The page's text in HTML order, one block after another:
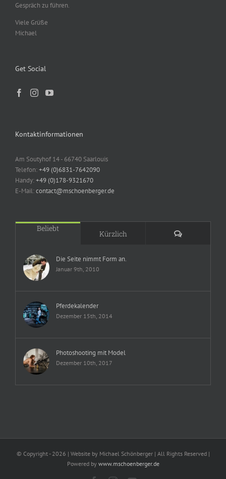
Gespräch zu führen.
Viele Grüße
Michael
Get Social
Kontaktinformationen
Am Soutyhof 14 - 66740 Saarlouis
Telefon:+49 (0)6831-7642090
Handy:+49 (0)178-9321670
E-Mail:contact@mschoenberger.de
Beliebt
Kürzlich Kommentare
Die Seite nimmt Form an.
Januar 9th, 2010
Pferdekalender
Dezember 15th, 2014
Photoshooting mit Model
Dezember 10th, 2017
© Copyright - 2026 | Website by Michael Schönberger | All Rights Reserved |
Powered by www.mschoenberger.de